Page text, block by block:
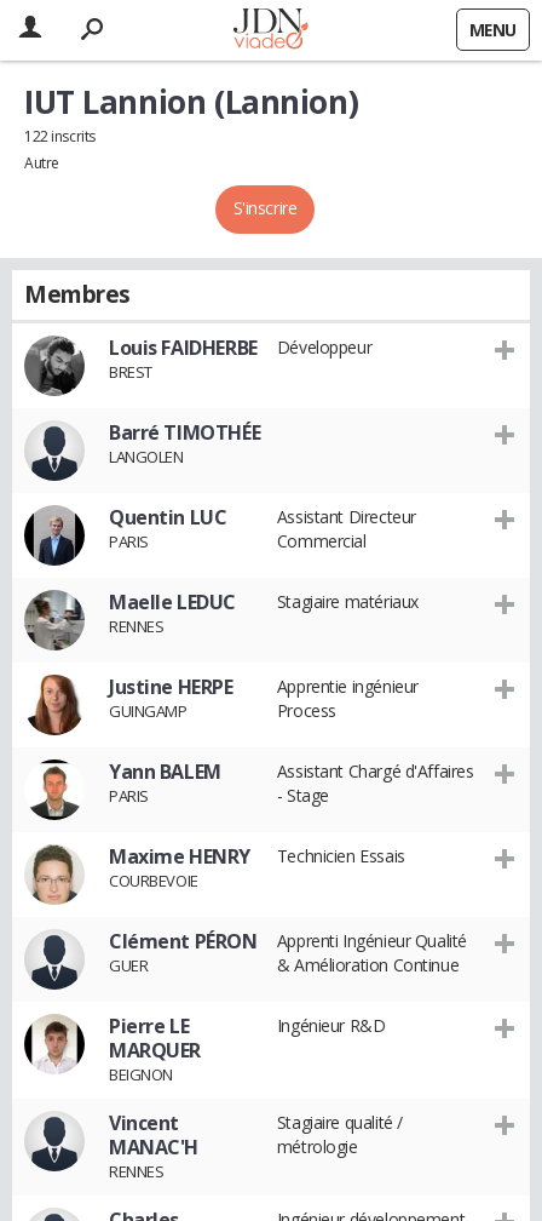
MENU
S'inscrire
IUT Lannion (Lannion)
122 inscrits
Autre
Membres
Louis FAIDHERBE
BREST
Développeur
Barré TIMOTHÉE
LANGOLEN
Quentin LUC
PARIS
Assistant Directeur
Commercial
Maelle LEDUC
RENNES
Stagiaire matériaux
Justine HERPE
GUINGAMP
Apprentie ingénieur
Process
Yann BALEM
PARIS
Assistant Chargé d'Affaires
- Stage
Maxime HENRY
COURBEVOIE
Technicien Essais
Clément PÉRON
GUER
Apprenti Ingénieur Qualité
& Amélioration Continue
Pierre LE
MARQUER
BEIGNON
Ingénieur R&D
Vincent
MANAC'H
RENNES
Stagiaire qualité /
métrologie